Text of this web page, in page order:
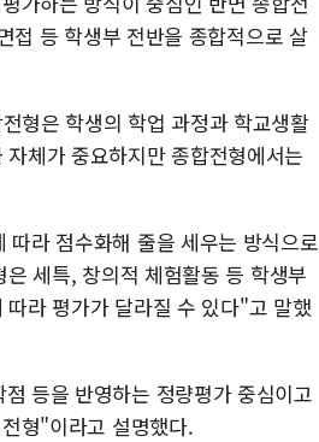
접 등 학생부 전반을 종합적으로 살
형은 학생의 학업 과정과 학교생활
체가 중요하지만 종합전형에서는
라 점수화해 줄을 세우는 방식으로
세특, 창의적 체험활동 등 학생부
라 평가가 달라질 수 있다"고 말했
등을 반영하는 정량평가 중심이고
형"이라고 설명했다.